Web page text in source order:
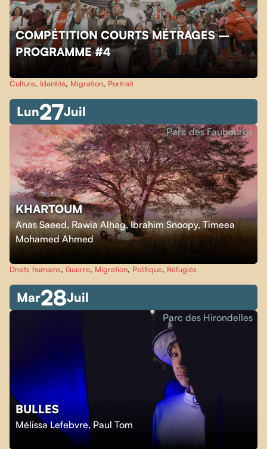
COMPÉTITION COURTS MÉTRAGES –
PROGRAMME #4
Culture, Identité, Migration, Portrait
Lun27Juil
KHARTOUM
Anas Saeed, Rawia Alhag, Ibrahim Snoopy, Timeea
Mohamed Ahmed
Parc des Faubourgs
Droits humains, Guerre, Migration, Politique, Réfugiés
Mar28Juil
BULLES
Mélissa Lefebvre, Paul Tom
Parc des Hirondelles